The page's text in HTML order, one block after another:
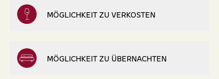
MÖGLICHKEIT ZU VERKOSTEN
MÖGLICHKEIT ZU ÜBERNACHTEN